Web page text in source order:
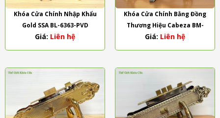
Khóa Cửa Chính Nhập Khẩu
Gold SSA BL-6363-PVD
Giá: Liên hệ
Khóa Cửa Chính Bằng Đồng
Thương Hiệu Cabeza BM-
188188-RG
Giá: Liên hệ